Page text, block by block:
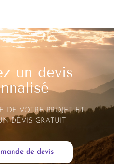
un devis
DE VOTRE PROJET ET
DEVIS GRATUIT
de devis